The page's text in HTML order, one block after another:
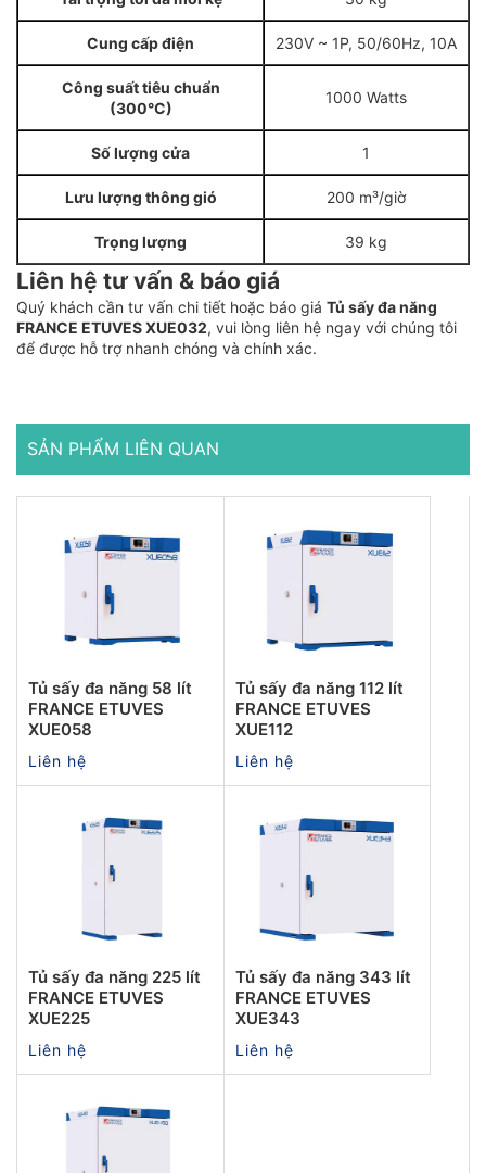
Cung cấp điện 230V ~ 1P, 50/60Hz, 10A
Công suất tiêu chuẩn
(300°C)
1000 Watts
Số lượng cửa 1
Lưu lượng thông gió 200 m³/giờ
Trọng lượng 39 kg
Liên hệ tư vấn & báo giá
Quý khách cần tư vấn chi tiết hoặc báo giá Tủ sấy đa năng
FRANCE ETUVES XUE032, vui lòng liên hệ ngay với chúng tôi
để được hỗ trợ nhanh chóng và chính xác.
SẢN PHẨM LIÊN QUAN
Tủ sấy đa năng 58 lít
FRANCE ETUVES
XUE058
Liên hệ
Tủ sấy đa năng 112 lít
FRANCE ETUVES
XUE112
Liên hệ
Tủ sấy đa năng 225 lít
FRANCE ETUVES
XUE225
Liên hệ
Tủ sấy đa năng 343 lít
FRANCE ETUVES
XUE343
Liên hệ